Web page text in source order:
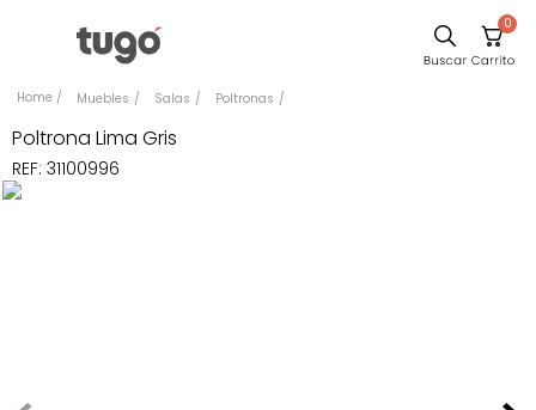
0
Muebles Salas Poltronas
Poltrona Lima Gris
REF: 31100996
Comedor
Escritorio